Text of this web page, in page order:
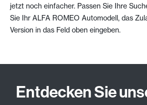
jetzt noch einfacher. Passen Sie Ihre
Sie Ihr ALFA ROMEO Automodell, das
Version in das Feld oben eingeben.
Entdecken Sie